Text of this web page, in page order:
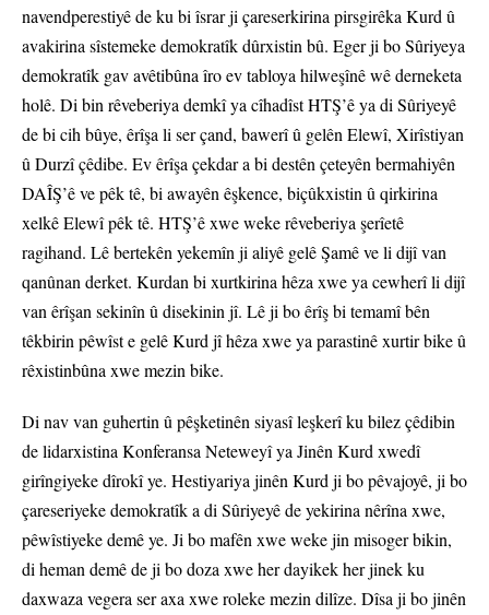
navendperestiyê de ku bi îsrar ji çareserkirina pirsgirêka Kurd û
avakirina sîstemeke demokratîk dûrxistin bû. Eger ji bo Sûriyeya
demokratîk gav avêtibûna îro ev tabloya hilweşînê wê derneketa
holê. Di bin rêveberiya demkî ya cîhadîst HTŞ’ê ya di Sûriyeyê
de bi cih bûye, êrîşa li ser çand, bawerî û gelên Elewî, Xirîstiyan
û Durzî çêdibe. Ev êrîşa çekdar a bi destên çeteyên bermahiyên
DAÎŞ’ê ve pêk tê, bi awayên êşkence, biçûkxistin û qirkirina
xelkê Elewî pêk tê. HTŞ’ê xwe weke rêveberiya şerîetê
ragihand. Lê bertekên yekemîn ji aliyê gelê Şamê ve li dijî van
qanûnan derket. Kurdan bi xurtkirina hêza xwe ya cewherî li dijî
van êrîşan sekinîn û disekinin jî. Lê ji bo êrîş bi temamî bên
têkbirin pêwîst e gelê Kurd jî hêza xwe ya parastinê xurtir bike û
rêxistinbûna xwe mezin bike.
Di nav van guhertin û pêşketinên siyasî leşkerî ku bilez çêdibin
de lidarxistina Konferansa Neteweyî ya Jinên Kurd xwedî
girîngiyeke dîrokî ye. Hestiyariya jinên Kurd ji bo pêvajoyê, ji bo
çareseriyeke demokratîk a di Sûriyeyê de yekirina nêrîna xwe,
pêwîstiyeke demê ye. Ji bo mafên xwe weke jin misoger bikin,
di heman demê de ji bo doza xwe her dayikek her jinek ku
daxwaza vegera ser axa xwe roleke mezin dilîze. Dîsa ji bo jinên